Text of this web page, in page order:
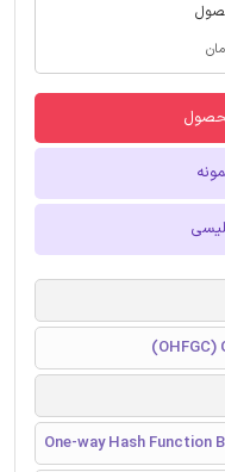
One-way Hash Function